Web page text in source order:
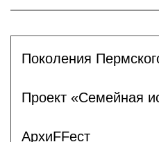
Поколения
Проект «Семейная
АрхиFFест